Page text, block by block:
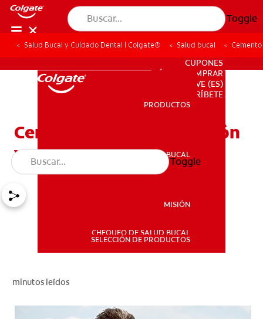
Toggle
PRODUCTOS
SALUD BUCAL
PARA PROFESIONALES
CUPONES
DÓNDE COMPRAR
VE (ES)
SUSCRÍBETE
PRODUCTOS
SALUD BUCAL
MISIÓN
CHEQUEO DE SALUD BUCAL
SELECCIÓN DE PRODUCTOS
Toggle
Salud Bucal y Cuidado Dental | Colgate® Salud bucal
Cemento radicular: función
y clasificaciones
minutos leídos